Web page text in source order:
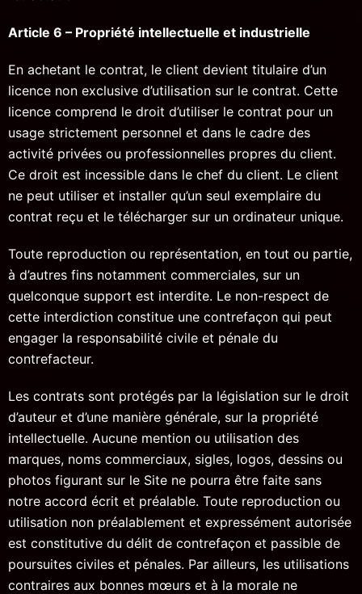
Article 6 – Propriété intellectuelle et industrielle
En achetant le contrat, le client devient titulaire d’un
licence non exclusive d’utilisation sur le contrat. Cette
licence comprend le droit d’utiliser le contrat pour un
usage strictement personnel et dans le cadre des
activité privées ou professionnelles propres du client.
Ce droit est incessible dans le chef du client. Le client
ne peut utiliser et installer qu’un seul exemplaire du
contrat reçu et le télécharger sur un ordinateur unique.
Toute reproduction ou représentation, en tout ou partie,
à d’autres fins notamment commerciales, sur un
quelconque support est interdite. Le non-respect de
cette interdiction constitue une contrefaçon qui peut
engager la responsabilité civile et pénale du
contrefacteur.
Les contrats sont protégés par la législation sur le droit
d’auteur et d’une manière générale, sur la propriété
intellectuelle. Aucune mention ou utilisation des
marques, noms commerciaux, sigles, logos, dessins ou
photos figurant sur le Site ne pourra être faite sans
notre accord écrit et préalable. Toute reproduction ou
utilisation non préalablement et expressément autorisée
est constitutive du délit de contrefaçon et passible de
poursuites civiles et pénales. Par ailleurs, les utilisations
contraires aux bonnes mœurs et à la morale ne